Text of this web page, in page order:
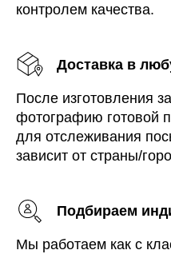
контролем качества.
Доставка в
После изготовления
фотографию готовой
для отслеживания
зависит от страны/
Подбираем
Мы работаем как с